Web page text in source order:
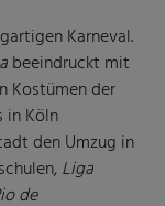
Karneval.
beeindruckt mit
Kostümen der
in Köln
den Umzug in
Liga
de